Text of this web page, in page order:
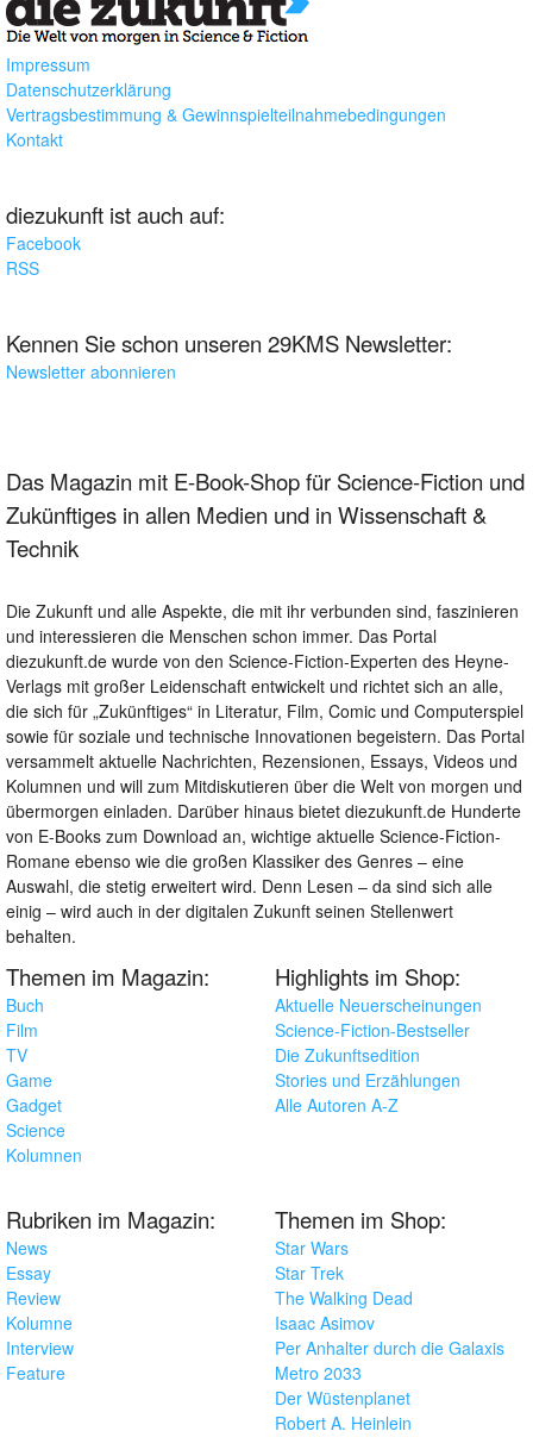
Impressum
Datenschutzerklärung
Vertragsbestimmung & Gewinnspielteilnahmebedingungen
Kontakt
diezukunft ist auch auf:
Facebook
RSS
Kennen Sie schon unseren 29KMS Newsletter:
Newsletter abonnieren
Das Magazin mit E-Book-Shop für Science-Fiction und
Zukünftiges in allen Medien und in Wissenschaft &
Technik
Die Zukunft und alle Aspekte, die mit ihr verbunden sind, faszinieren
und interessieren die Menschen schon immer. Das Portal
diezukunft.de wurde von den Science-Fiction-Experten des Heyne-
Verlags mit großer Leidenschaft entwickelt und richtet sich an alle,
die sich für „Zukünftiges“ in Literatur, Film, Comic und Computerspiel
sowie für soziale und technische Innovationen begeistern. Das Portal
versammelt aktuelle Nachrichten, Rezensionen, Essays, Videos und
Kolumnen und will zum Mitdiskutieren über die Welt von morgen und
übermorgen einladen. Darüber hinaus bietet diezukunft.de Hunderte
von E-Books zum Download an, wichtige aktuelle Science-Fiction-
Romane ebenso wie die großen Klassiker des Genres – eine
Auswahl, die stetig erweitert wird. Denn Lesen – da sind sich alle
einig – wird auch in der digitalen Zukunft seinen Stellenwert
behalten.
Themen im Magazin:
Buch
Film
TV
Game
Gadget
Science
Kolumnen
Highlights im Shop:
Aktuelle Neuerscheinungen
Science-Fiction-Bestseller
Die Zukunftsedition
Stories und Erzählungen
Alle Autoren A-Z
Rubriken im Magazin:
News
Essay
Review
Kolumne
Interview
Feature
Themen im Shop:
Star Wars
Star Trek
The Walking Dead
Isaac Asimov
Per Anhalter durch die Galaxis
Metro 2033
Der Wüstenplanet
Robert A. Heinlein